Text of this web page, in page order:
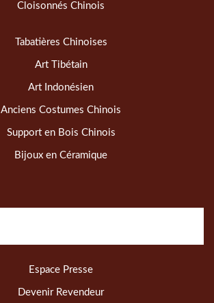
Cloisonnés Chinois
Tabatières Chinoises
Art Tibétain
Art Indonésien
Anciens Costumes Chinois
Support en Bois Chinois
Bijoux en Céramique
Espace Presse
Devenir Revendeur